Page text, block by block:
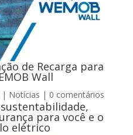
de Recarga para
Wall
| Notícias | 0 comentários
para você e o
elétrico